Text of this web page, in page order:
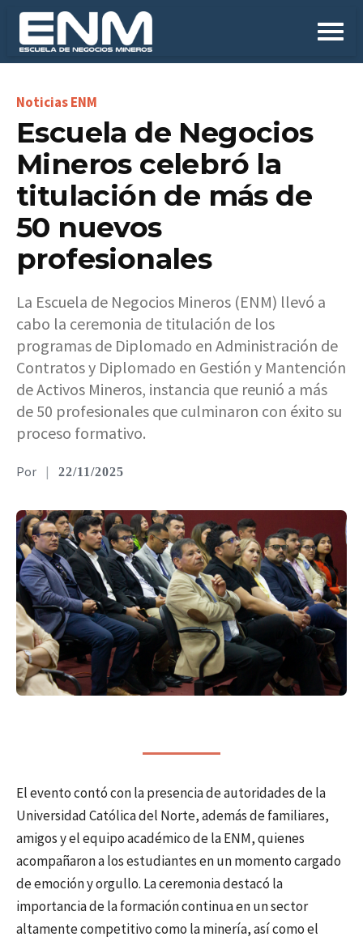
Escuela de Negocios
Mineros celebró la
titulación de más de
50 nuevos
profesionales
| 22/11/2025
La Escuela de Negocios Mineros (ENM) llevó a
cabo la ceremonia de titulación de los
programas de Diplomado en Administración de
Contratos y Diplomado en Gestión y Mantención
de Activos Mineros, instancia que reunió a más
de 50 profesionales que culminaron con éxito su
proceso formativo.
El evento contó con la presencia de autoridades de la
Universidad Católica del Norte, además de familiares,
amigos y el equipo académico de la ENM, quienes
acompañaron a los estudiantes en un momento cargado
de emoción y orgullo. La ceremonia destacó la
importancia de la formación continua en un sector
altamente competitivo como la minería, así como el